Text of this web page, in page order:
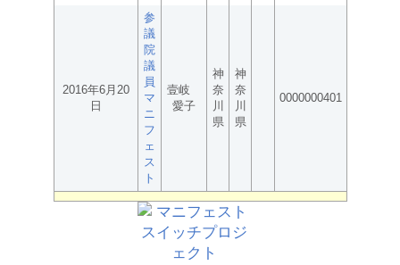
2016年6月20
日
参
議
院
議
員
マ
ニ
フ
ェ
ス
ト
壹岐
愛子
神
奈
川
県
神
奈
川
県
0000000401